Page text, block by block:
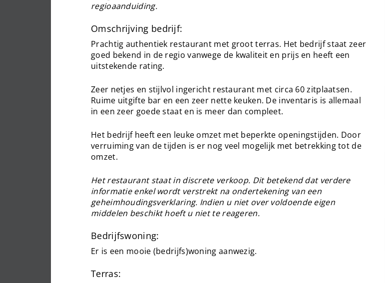
regioaanduiding.
Omschrijving bedrijf:
Prachtig authentiek restaurant met groot terras. Het bedrijf staat zeer
goed bekend in de regio vanwege de kwaliteit en prijs en heeft een
uitstekende rating.
Zeer netjes en stijlvol ingericht restaurant met circa 60 zitplaatsen.
Ruime uitgifte bar en een zeer nette keuken. De inventaris is allemaal
in een zeer goede staat en is meer dan compleet.
Het bedrijf heeft een leuke omzet met beperkte openingstijden. Door
verruiming van de tijden is er nog veel mogelijk met betrekking tot de
omzet.
Het restaurant staat in discrete verkoop. Dit betekend dat verdere
informatie enkel wordt verstrekt na ondertekening van een
geheimhoudingsverklaring. Indien u niet over voldoende eigen
middelen beschikt hoeft u niet te reageren.
Bedrijfswoning:
Er is een mooie (bedrijfs)woning aanwezig.
Terras: